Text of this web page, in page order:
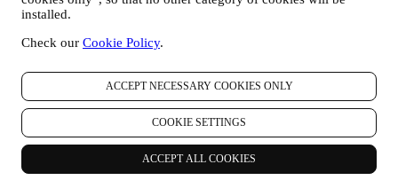
installed.
Check our Cookie Policy.
ACCEPT NECESSARY COOKIES ONLY
COOKIE SETTINGS
ACCEPT ALL COOKIES
POLÍTICA DE COOKIES
Aviso De Privacidad De Le Creuset
La siguiente política de privacidad se aplica a los consumidores. En
caso de que sea un socio comercial nuestro, consulte
la Política
de privacidad B2B.
(para obtener información sobre la recopilación de datos a través de
cookies, consulte nuestra Política de Cookiesaquí)
Prometemos respetar su privacidad y proteger sus datos
personales. Siempre estaremos abiertos acerca de cómo y por qué